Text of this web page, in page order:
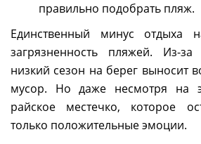
правильно подобрать пляж.
Единственный минус отдыха
загрязненность пляжей. Из-
низкий сезон на берег выносит
мусор. Но даже несмотря на
райское местечко, которое
только положительные эмоции.